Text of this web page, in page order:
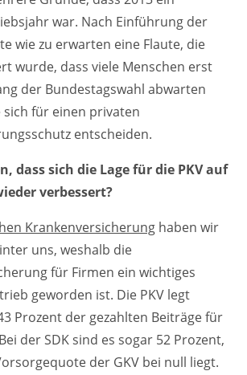
war. Nach Einführung der
wie zu erwarten eine Flaute, die
wurde, dass viele Menschen erst
der Bundestagswahl abwarten
für einen privaten
entscheiden.
dass sich die Lage für die PKV auf
verbessert?
Krankenversicherung haben wir
uns, weshalb die
für Firmen ein wichtiges
geworden ist. Die PKV legt
Prozent der gezahlten Beiträge für
der SDK sind es sogar 52 Prozent,
der GKV bei null liegt.